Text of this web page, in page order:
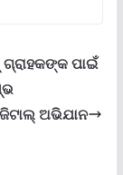
ପାଇଁ
ଅଭିଯାନ